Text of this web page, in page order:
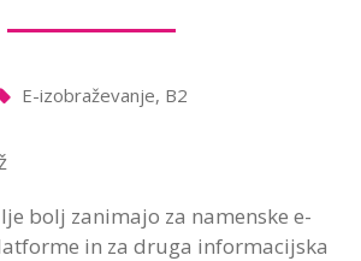
E-izobraževanje, B2
bolj zanimajo za namenske e-
in za druga informacijska